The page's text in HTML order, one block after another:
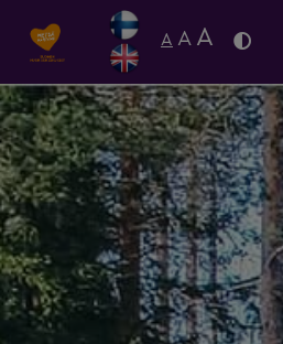
A A A